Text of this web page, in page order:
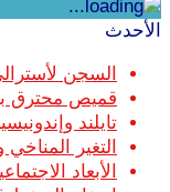
الأحدث
السجن
قميص محترق بـ1139 دولارا.. هل تفقد الموضة
تايلند
التغير
الأبعاد